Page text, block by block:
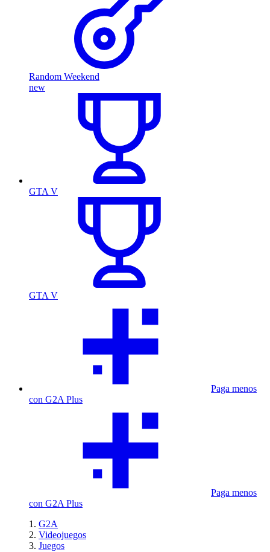
Random Weekend
new
GTA V
GTA V
Paga menos
con G2A Plus
Paga menos
con G2A Plus
G2A
Videojuegos
Juegos